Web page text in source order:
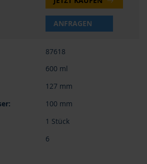
ANFRAGEN
87618
600 ml
127 mm
100 mm
1 Stück
6